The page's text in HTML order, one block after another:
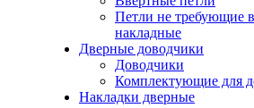
Петли не требующие
накладные
Дверные доводчики
Доводчики
Комплектующие для
Накладки дверные